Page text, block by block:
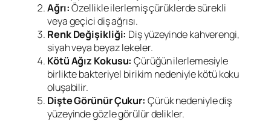
Ağrı:Özellikle ilerlemiş çürüklerde sürekli
veya geçici diş ağrısı.
Renk Değişikliği: Diş yüzeyinde kahverengi,
siyah veya beyaz lekeler.
Kötü Ağız Kokusu: Çürüğün ilerlemesiyle
birlikte bakteriyel birikim nedeniyle kötü koku
oluşabilir.
Dişte Görünür Çukur: Çürük nedeniyle diş
yüzeyinde gözle görülür delikler.